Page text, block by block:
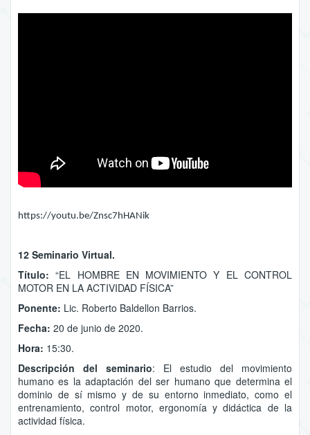
https://youtu.be/Znsc7hHANik
12 Seminario Virtual.
Título: “EL HOMBRE EN MOVIMIENTO Y EL CONTROL
MOTOR EN LA ACTIVIDAD FÍSICA”
Ponente: Lic. Roberto Baldellon Barrios.
Fecha: 20 de junio de 2020.
Hora: 15:30.
Descripción del seminario: El estudio del movimiento
humano es la adaptación del ser humano que determina el
dominio de sí mismo y de su entorno inmediato, como el
entrenamiento, control motor, ergonomía y didáctica de la
actividad física.